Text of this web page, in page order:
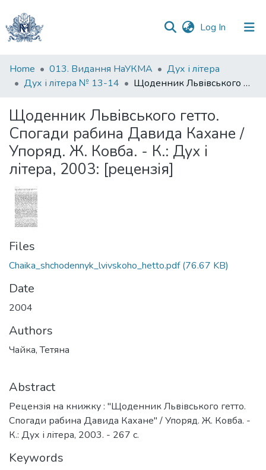
Log In (current)
Communities
&
All of DSpace
Statistics
Home 013. Видання НаУКМА
Дух і літера
Дух і літера № 13-14
Щоденник Львівського гетто. Спогади рабина Давида Кахане / Упоряд. Ж. Ковба. - К.: Дух і літера, 2003: [рецензія]
Щоденник Львівського гетто.
Спогади рабина Давида Кахане /
Упоряд. Ж. Ковба. - К.: Дух і
літера, 2003: [рецензія]
Files
Chaika_shchodennyk_lvivskoho_hetto.pdf(76.67 KB)
Date
2004
Authors
Чайка, Тетяна
Abstract
Рецензія на книжку : "Щоденник Львівського гетто.
Спогади рабина Давида Кахане" / Упоряд. Ж. Ковба. -
К.: Дух і літера, 2003. - 267 с.
Keywords